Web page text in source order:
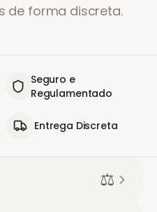
de forma discreta.
Seguro e
Regulamentado
Entrega Discreta
⚖️